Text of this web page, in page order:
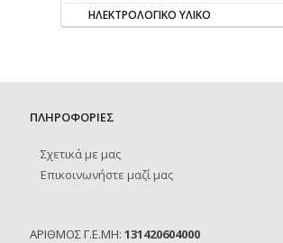
ΗΛΕΚΤΡΟΛΟΓΙΚΟ ΥΛΙΚΟ
ΠΛΗΡΟΦΟΡΙΕΣ
Σχετικά με μας
Επικοινωνήστε μαζί μας
ΑΡΙΘΜΟΣ Γ.Ε.ΜΗ: 131420604000